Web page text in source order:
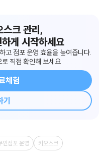
스크 관리,
게 시작하세요
고 점포 운영 효율을 높여줍니다.
직접 확인해 보세요
체험
인점포 운영
키오스크